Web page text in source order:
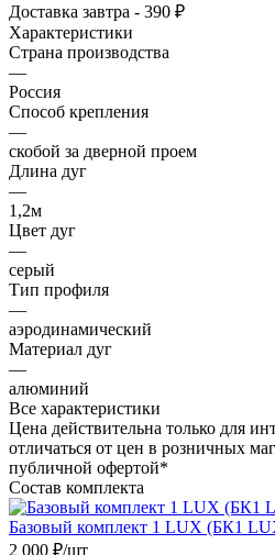
Доставка завтра - 390 ₽
Характеристики
Страна производства
—
Россия
Способ крепления
—
скобой за дверной проем
Длина дуг
—
1,2м
Цвет дуг
—
серый
Тип профиля
—
аэродинамический
Материал дуг
—
алюминий
Все характеристики
Цена действительна только для
отличаться от цен в розничных
публичной офертой*
Состав комплекта
Базовый комплект 1 LUX (БК1
2 000 ₽/шт